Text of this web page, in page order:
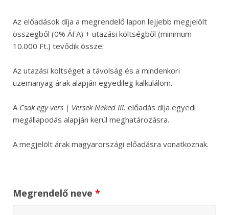
Az előadások díja a megrendelő lapon lejjebb megjelölt
összegből (0% ÁFA) + utazási költségből (minimum
10.000 Ft.) tevődik össze.
Az utazási költséget a távolság és a mindenkori
üzemanyag árak alapján egyedileg kalkulálom.
A Csak egy vers | Versek Neked III. előadás díja egyedi
megállapodás alapján kerül meghatározásra.
A megjelölt árak magyarországi előadásra vonatkoznak.
Megrendelő neve *